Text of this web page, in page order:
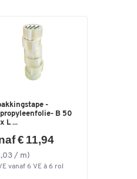
Interfaces:
Vermogen:
Ingebouwde Li-Ion
Speeltijd tot 8 uur bij
-
B 50
L ...
€ 11,94
/ m)
vanaf 6 VE à 6 rol